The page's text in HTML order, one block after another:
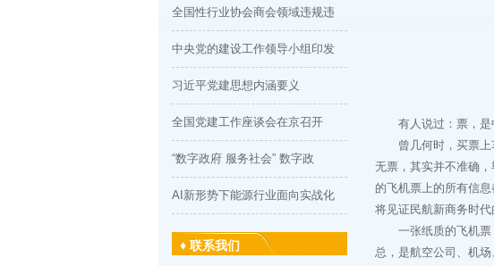
全国性行业协会商会领域违规违
中央党的建设工作领导小组印发
习近平党建思想内涵要义
全国党建工作座谈会在京召开
“数字政府 服务社会” 数字政
AI新形势下能源行业面向实战化
♦ 联系我们
有人说过：票，是中
曾几何时，买票上车
无票，其实并不准确
的飞机票上的所有信
将见证民航新商务时代
一张纸质的飞机票，
总，是航空公司、机